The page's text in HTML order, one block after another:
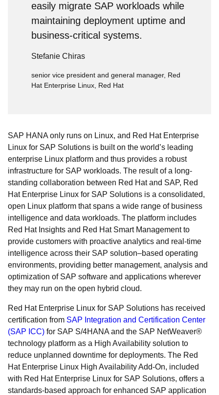
easily migrate SAP workloads while
maintaining deployment uptime and
business-critical systems.
Stefanie Chiras
senior vice president and general manager, Red
Hat Enterprise Linux, Red Hat
SAP HANA only runs on Linux, and Red Hat Enterprise
Linux for SAP Solutions is built on the world’s leading
enterprise Linux platform and thus provides a robust
infrastructure for SAP workloads. The result of a long-
standing collaboration between Red Hat and SAP, Red
Hat Enterprise Linux for SAP Solutions is a consolidated,
open Linux platform that spans a wide range of business
intelligence and data workloads. The platform includes
Red Hat Insights and Red Hat Smart Management to
provide customers with proactive analytics and real-time
intelligence across their SAP solution–based operating
environments, providing better management, analysis and
optimization of SAP software and applications wherever
they may run on the open hybrid cloud.
Red Hat Enterprise Linux for SAP Solutions has received
certification from SAP Integration and Certification Center
(SAP ICC) for SAP S/4HANA and the SAP NetWeaver®
technology platform as a High Availability solution to
reduce unplanned downtime for deployments. The Red
Hat Enterprise Linux High Availability Add-On, included
with Red Hat Enterprise Linux for SAP Solutions, offers a
standards-based approach for enhanced SAP application